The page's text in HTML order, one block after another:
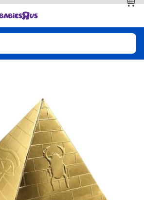
色扮演，射击玩具
高LEGO
，火车及遥控系列
，蜡笔，泥胶，画板
收藏公仔
查看全部